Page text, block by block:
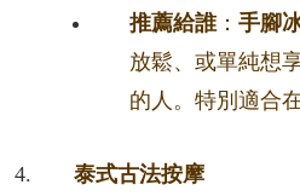
推薦給誰： 手腳
放鬆、或單純想
的人。特別適合
泰式古法按摩